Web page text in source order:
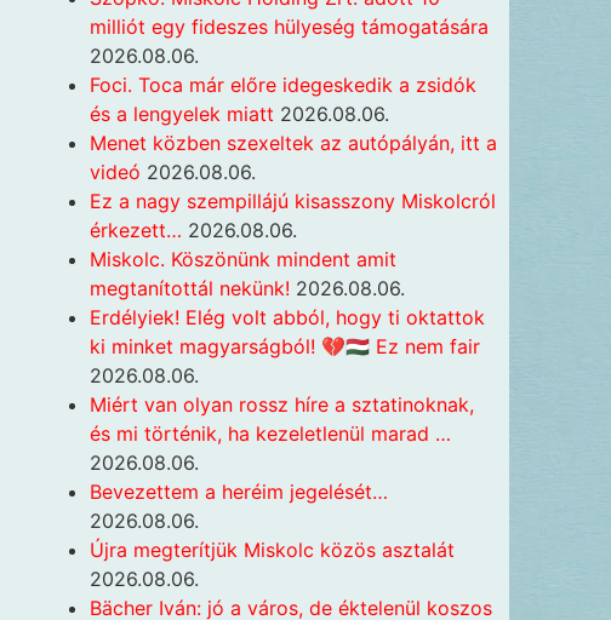
milliót egy fideszes hülyeség támogatására
2026.08.06.
Foci. Toca már előre idegeskedik a zsidók
és a lengyelek miatt 2026.08.06.
Menet közben szexeltek az autópályán, itt a
videó 2026.08.06.
Ez a nagy szempillájú kisasszony Miskolcról
érkezett… 2026.08.06.
Miskolc. Köszönünk mindent amit
megtanítottál nekünk! 2026.08.06.
Erdélyiek! Elég volt abból, hogy ti oktattok
ki minket magyarságból! 💔🇭🇺 Ez nem fair
2026.08.06.
Miért van olyan rossz híre a sztatinoknak,
és mi történik, ha kezeletlenül marad …
2026.08.06.
Bevezettem a heréim jegelését…
2026.08.06.
Újra megterítjük Miskolc közös asztalát
2026.08.06.
Bächer Iván: jó a város, de éktelenül koszos